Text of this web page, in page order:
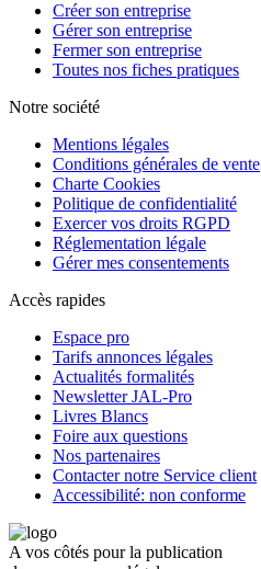
Créer son entreprise
Gérer son entreprise
Fermer son entreprise
Toutes nos fiches pratiques
Notre société
Mentions légales
Conditions générales de vente
Charte Cookies
Politique de confidentialité
Exercer vos droits RGPD
Réglementation légale
Gérer mes consentements
Accès rapides
Espace pro
Tarifs annonces légales
Actualités formalités
Newsletter JAL-Pro
Livres Blancs
Foire aux questions
Nos partenaires
Contacter notre Service client
Accessibilité: non conforme
A vos côtés pour la publication